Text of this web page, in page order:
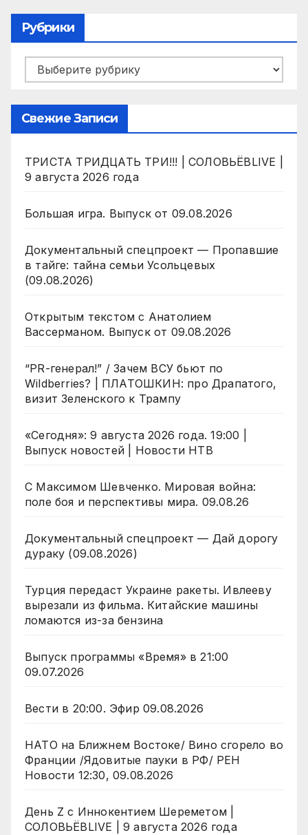
Рубрики
Рубрики
Свежие Записи
ТРИСТА ТРИДЦАТЬ ТРИ!!! | СОЛОВЬЁВLIVE |
9 августа 2026 года
Большая игра. Выпуск от 09.08.2026
Документальный спецпроект — Пропавшие
в тайге: тайна семьи Усольцевых
(09.08.2026)
Открытым текстом с Анатолием
Вассерманом. Выпуск от 09.08.2026
“PR-генерал!” / Зачем ВСУ бьют по
Wildberries? | ПЛАТОШКИН: про Драпатого,
визит Зеленского к Трампу
«Сегодня»: 9 августа 2026 года. 19:00 |
Выпуск новостей | Новости НТВ
С Максимом Шевченко. Мировая война:
поле боя и перспективы мира. 09.08.26
Документальный спецпроект — Дай дорогу
дураку (09.08.2026)
Турция передаст Украине ракеты. Ивлееву
вырезали из фильма. Китайские машины
ломаются из-за бензина
Выпуск программы «Время» в 21:00
09.07.2026
Вести в 20:00. Эфир 09.08.2026
НАТО на Ближнем Востоке/ Вино сгорело во
Франции /Ядовитые пауки в РФ/ РЕН
Новости 12:30, 09.08.2026
День Z с Иннокентием Шереметом |
СОЛОВЬЁВLIVE | 9 августа 2026 года